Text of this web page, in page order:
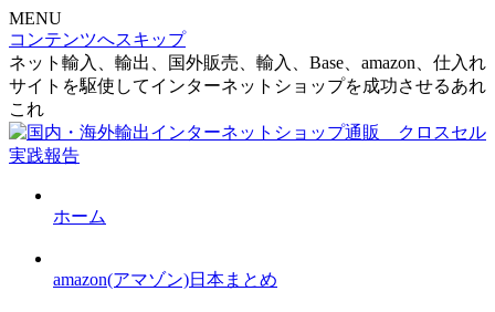
MENU
コンテンツへスキップ
ネット輸入、輸出、国外販売、輸入、Base、amazon、仕入れ
サイトを駆使してインターネットショップを成功させるあれ
これ
ホーム
amazon(アマゾン)日本まとめ